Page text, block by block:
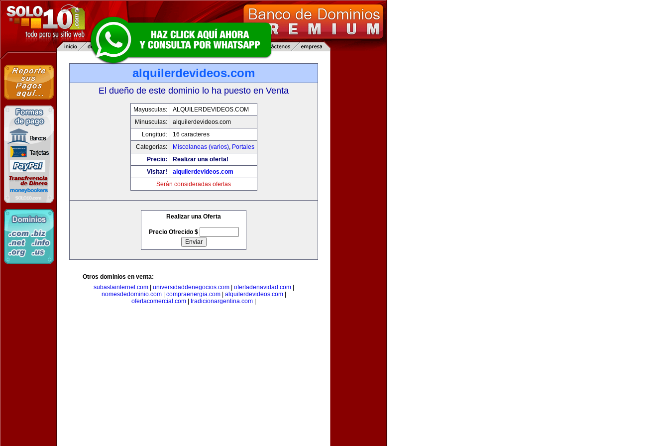
alquilerdevideos.com
El dueño de este dominio lo ha puesto en Venta
Mayusculas:
ALQUILERDEVIDEOS.COM
Minusculas:
alquilerdevideos.com
Longitud:
16 caracteres
Categorias:
Miscelaneas (varios), Portales
Precio:
Realizar una oferta!
Visitar!
alquilerdevideos.com
Serán consideradas ofertas
Realizar una Oferta
Precio Ofrecido $
Otros dominios en venta:
subastainternet.com| universidaddenegocios.com| ofertadenavidad.com|
nomesdedominio.com| compraenergia.com| alquilerdevideos.com|
ofertacomercial.com
tradicionargentina.com